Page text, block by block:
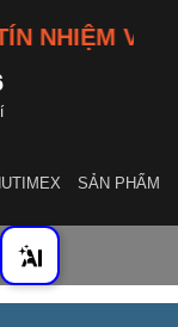
VIỆT
SẢN PHẨM